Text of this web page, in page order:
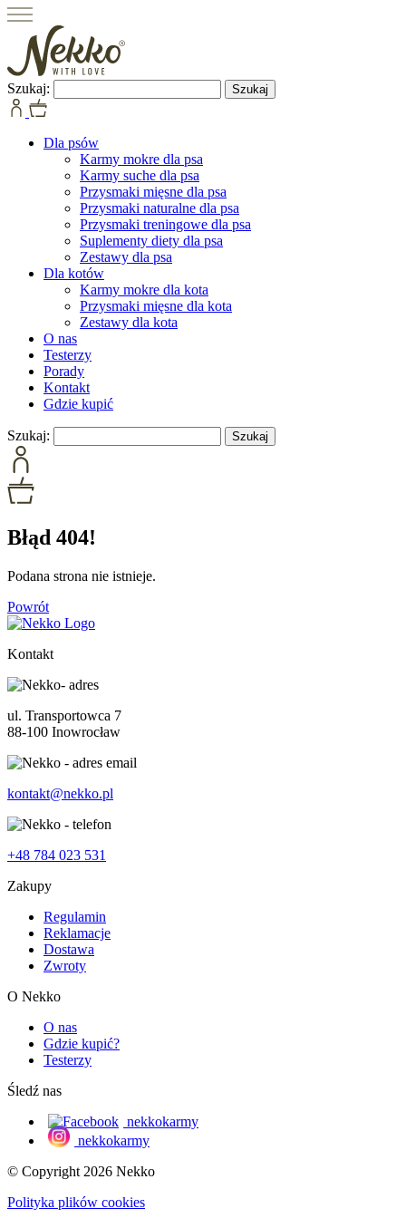
Szukaj:
Dla psów
Karmy mokre dla psa
Karmy suche dla psa
Przysmaki mięsne dla psa
Przysmaki naturalne dla psa
Przysmaki treningowe dla psa
Suplementy diety dla psa
Zestawy dla psa
Dla kotów
Karmy mokre dla kota
Przysmaki mięsne dla kota
Zestawy dla kota
O nas
Testerzy
Porady
Kontakt
Gdzie kupić
Szukaj:
Błąd 404!
Podana strona nie istnieje.
Powrót
Kontakt
ul. Transportowca 7
88-100 Inowrocław
kontakt@nekko.pl
+48 784 023 531
Zakupy
Regulamin
Reklamacje
Dostawa
Zwroty
O Nekko
O nas
Gdzie kupić?
Testerzy
Śledź nas
nekkokarmy
nekkokarmy
© Copyright 2026 Nekko
Polityka plików cookies